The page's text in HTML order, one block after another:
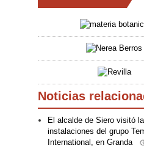
Noticias
El alcalde de Siero visitó
instalaciones del grupo
International, en Granda